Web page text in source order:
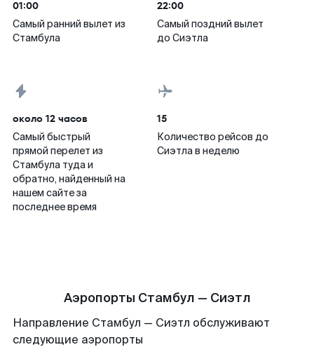
01:00
Самый ранний вылет из
Стамбула
22:00
Самый поздний вылет
до Сиэтла
около 12 часов
Самый быстрый
прямой перелет из
Стамбула туда и
обратно, найденный на
нашем сайте за
последнее время
15
Количество рейсов до
Сиэтла в неделю
Аэропорты Стамбул — Сиэтл
Направление Стамбул — Сиэтл обслуживают
следующие аэропорты